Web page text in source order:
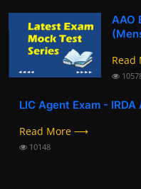
AAO
LIC Agent Exam -
Read More ⟶
10148